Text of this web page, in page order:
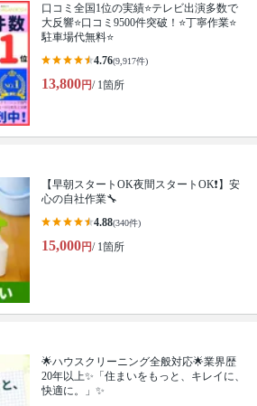
口コミ全国1位の実績⭐テレビ出演多数で
大反響⭐口コミ9500件突破！⭐丁寧作業⭐
駐車場代無料⭐
4.76(9,917件)
13,800円/ 1箇所
【早朝スタートOK夜間スタートOK❗️】安
心の自社作業🔧
4.88(340件)
15,000円/ 1箇所
🌟ハウスクリーニング全般対応🌟業界歴
20年以上✨「住まいをもっと、キレイに、
快適に。」✨